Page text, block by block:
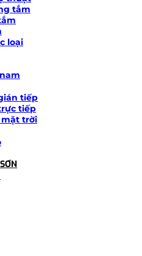
tắm
loại
tiếp
tiếp
trời